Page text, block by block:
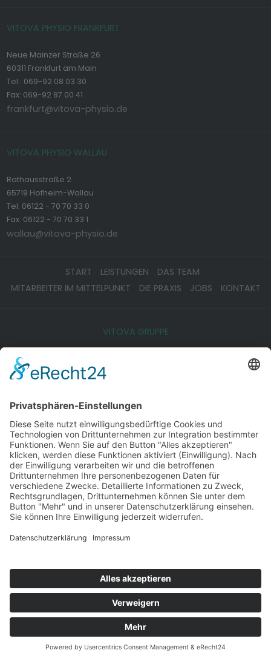
frankfurt@vitova-
sanupark@vitova-
physio.de
wallau@vitova-
physio.de
VITOVA PHYSIO FRANKFURT
Neue Mainzer Straße 26
60311 Frankfurt am Main
Tel.: 069-92 08 03 30
Fax: 069-92 87 00 41
frankfurt@vitova-physio.de
VITOVA PHYSIO WALLAU
Rathausstraße 2
65719 Hofheim-Wallau
Tel. 06122 - 70 70 33 0
Fax: 06122 - 70 70 33 1
wallau@vitova-physio.de
START LEISTUNGEN
DAS TEAM
MITARBEITER IM MITTELPUNKT
DIE PRAXIS JOBS KONTAKT
VITOVA GRUPPE
© 2026 Vitova Physio
Impressum Datenschutz